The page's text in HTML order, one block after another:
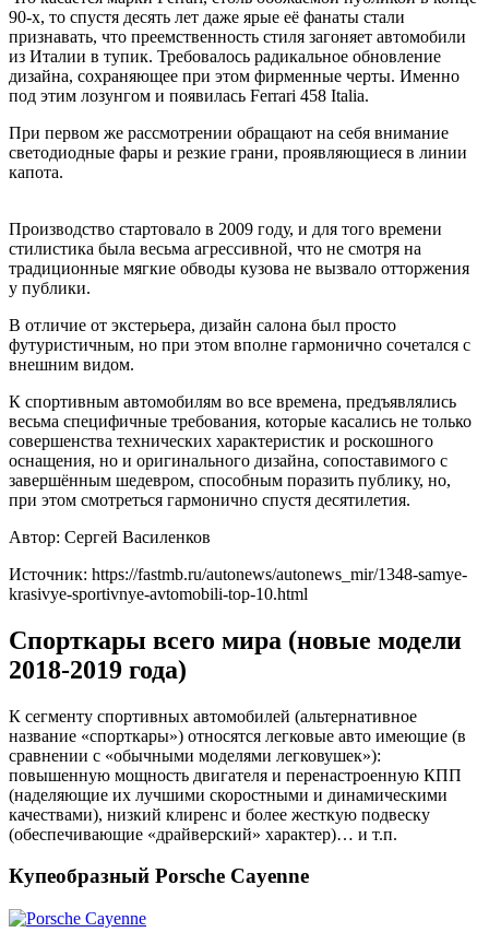
90-х, то спустя десять лет даже ярые её фанаты стали
признавать, что преемственность стиля загоняет автомобили
из Италии в тупик. Требовалось радикальное обновление
дизайна, сохраняющее при этом фирменные черты. Именно
под этим лозунгом и появилась Ferrari 458 Italia.
При первом же рассмотрении обращают на себя внимание
светодиодные фары и резкие грани, проявляющиеся в линии
капота.
Производство стартовало в 2009 году, и для того времени
стилистика была весьма агрессивной, что не смотря на
традиционные мягкие обводы кузова не вызвало отторжения
у публики.
В отличие от экстерьера, дизайн салона был просто
футуристичным, но при этом вполне гармонично сочетался с
внешним видом.
К спортивным автомобилям во все времена, предъявлялись
весьма специфичные требования, которые касались не только
совершенства технических характеристик и роскошного
оснащения, но и оригинального дизайна, сопоставимого с
завершённым шедевром, способным поразить публику, но,
при этом смотреться гармонично спустя десятилетия.
Автор: Сергей Василенков
Источник: https://fastmb.ru/autonews/autonews_mir/1348-samye-
krasivye-sportivnye-avtomobili-top-10.html
Спорткары всего мира (новые модели
2018-2019 года)
К сегменту спортивных автомобилей (альтернативное
название «спорткары») относятся легковые авто имеющие (в
сравнении с «обычными моделями легковушек»):
повышенную мощность двигателя и перенастроенную КПП
(наделяющие их лучшими скоростными и динамическими
качествами), низкий клиренс и более жесткую подвеску
(обеспечивающие «драйверский» характер)… и т.п.
Купеобразный Porsche Cayenne